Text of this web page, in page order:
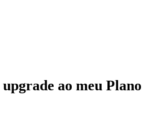
ao meu Plano